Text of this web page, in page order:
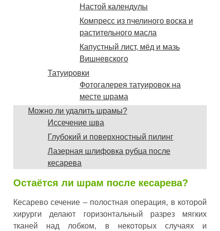
Настой календулы
Компресс из пчелиного воска и
растительного масла
Капустный лист, мёд и мазь
Вишневского
Татуировки
Фотогалерея татуировок на
месте шрама
Можно ли удалить шрамы?
Иссечение шва
Глубокий и поверхностный пилинг
Лазерная шлифовка рубца после
кесарева
Остаётся ли шрам после кесарева?
Кесарево сечение – полостная операция, в которой
хирурги делают горизонтальный разрез мягких
тканей над лобком, в некоторых случаях и